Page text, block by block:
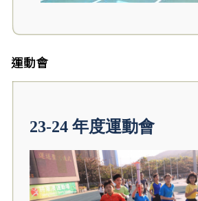
運動會
23-24 年度運動會